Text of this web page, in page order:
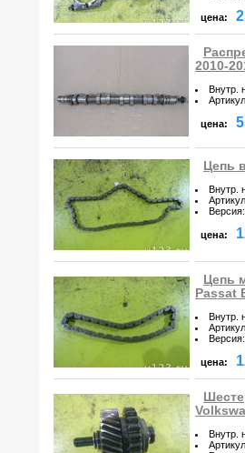
цена:
2010-
Внутр.
Артикул
цена:
Цепь
Внутр.
Артикул
Версия:
цена:
Цепь
Passat
Внутр.
Артикул
Версия:
цена:
Внутр.
Артикул